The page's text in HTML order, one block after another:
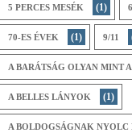
5 PERCES MESÉK (1) 6
70-ES ÉVEK (1) 9/11
A BARÁTSÁG OLYAN MINT
A BELLES LÁNYOK (1)
A BOLDOGSÁGNAK NYOLC